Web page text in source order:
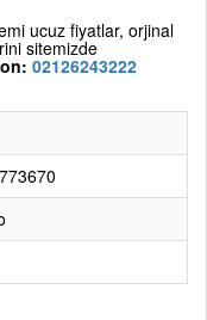
ucuz fiyatlar, orjinal
sitemizde
02126243222